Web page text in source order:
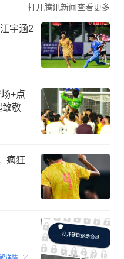
打开腾讯新闻查看更多
宇涵2
+点
致敬
疯狂
00:15